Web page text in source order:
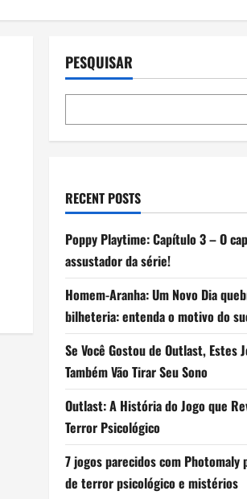
PESQUISAR
RECENT POSTS
Poppy Playtime: Capítulo 3 – O
assustador da série!
Homem-Aranha: Um Novo Dia
bilheteria: entenda o motivo do
Se Você Gostou de Outlast, Estes
Também Vão Tirar Seu Sono
Outlast: A História do Jogo que
Terror Psicológico
7 jogos parecidos com Photomaly
de terror psicológico e mistérios